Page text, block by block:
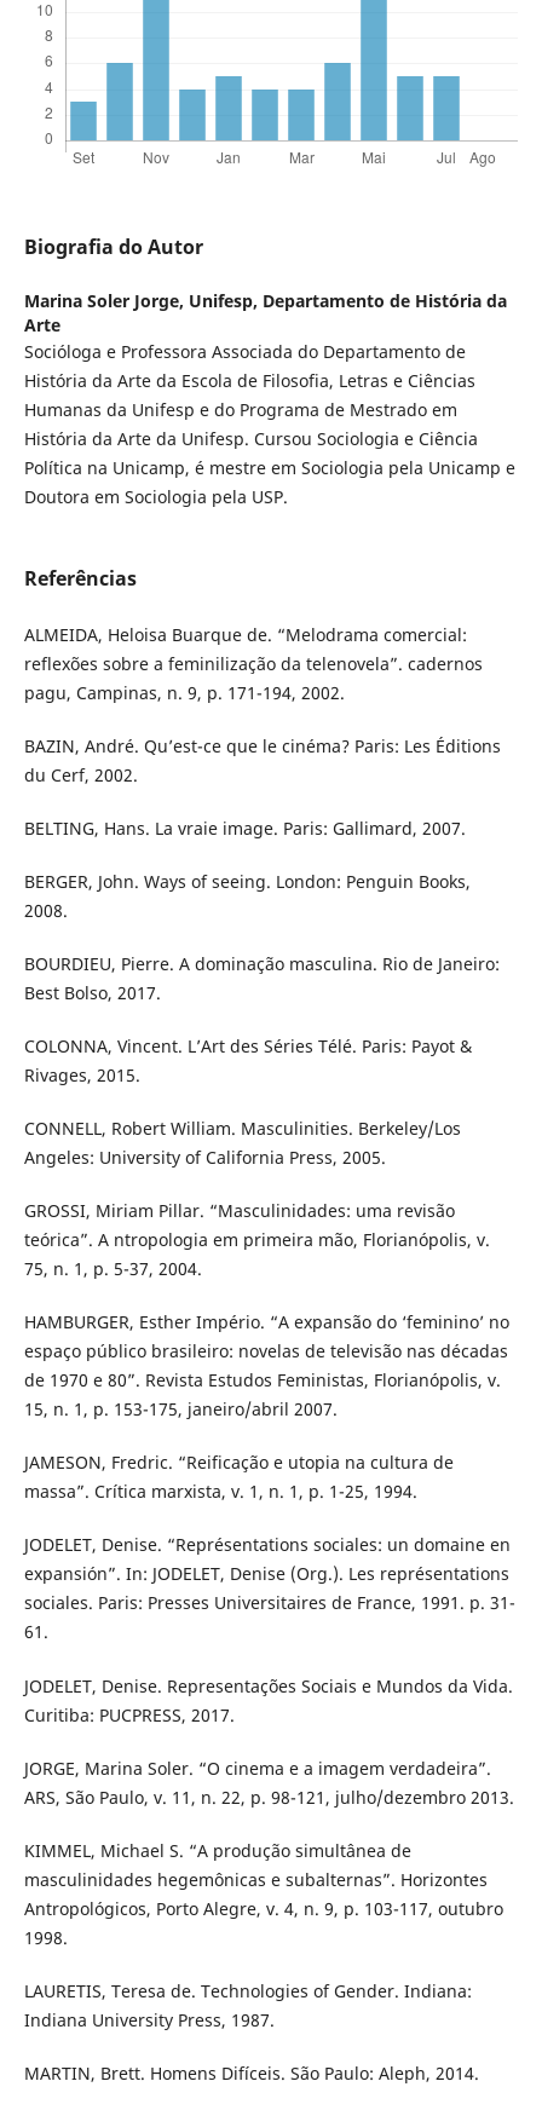
Biografia do Autor
Marina Soler Jorge, Unifesp, Departamento de História da
Arte
Socióloga e Professora Associada do Departamento de
História da Arte da Escola de Filosofia, Letras e Ciências
Humanas da Unifesp e do Programa de Mestrado em
História da Arte da Unifesp. Cursou Sociologia e Ciência
Política na Unicamp, é mestre em Sociologia pela Unicamp e
Doutora em Sociologia pela USP.
Referências
ALMEIDA, Heloisa Buarque de. “Melodrama comercial:
reflexões sobre a feminilização da telenovela”. cadernos
pagu, Campinas, n. 9, p. 171-194, 2002.
BAZIN, André. Qu’est-ce que le cinéma? Paris: Les Éditions
du Cerf, 2002.
BELTING, Hans. La vraie image. Paris: Gallimard, 2007.
BERGER, John. Ways of seeing. London: Penguin Books,
2008.
BOURDIEU, Pierre. A dominação masculina. Rio de Janeiro:
Best Bolso, 2017.
COLONNA, Vincent. L’Art des Séries Télé. Paris: Payot &
Rivages, 2015.
CONNELL, Robert William. Masculinities. Berkeley/Los
Angeles: University of California Press, 2005.
GROSSI, Miriam Pillar. “Masculinidades: uma revisão
teórica”. A ntropologia em primeira mão, Florianópolis, v.
75, n. 1, p. 5-37, 2004.
HAMBURGER, Esther Império. “A expansão do ‘feminino’ no
espaço público brasileiro: novelas de televisão nas décadas
de 1970 e 80”. Revista Estudos Feministas, Florianópolis, v.
15, n. 1, p. 153-175, janeiro/abril 2007.
JAMESON, Fredric. “Reificação e utopia na cultura de
massa”. Crítica marxista, v. 1, n. 1, p. 1-25, 1994.
JODELET, Denise. “Représentations sociales: un domaine en
expansión”. In: JODELET, Denise (Org.). Les représentations
sociales. Paris: Presses Universitaires de France, 1991. p. 31-
61.
JODELET, Denise. Representações Sociais e Mundos da Vida.
Curitiba: PUCPRESS, 2017.
JORGE, Marina Soler. “O cinema e a imagem verdadeira”.
ARS, São Paulo, v. 11, n. 22, p. 98-121, julho/dezembro 2013.
KIMMEL, Michael S. “A produção simultânea de
masculinidades hegemônicas e subalternas”. Horizontes
Antropológicos, Porto Alegre, v. 4, n. 9, p. 103-117, outubro
1998.
LAURETIS, Teresa de. Technologies of Gender. Indiana:
Indiana University Press, 1987.
MARTIN, Brett. Homens Difíceis. São Paulo: Aleph, 2014.